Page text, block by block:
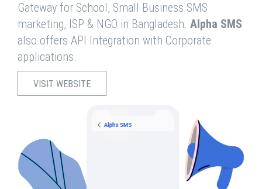
Gateway for School, Small Business SMS
marketing, ISP & NGO in Bangladesh. Alpha SMS
also offers API Integration with Corporate
applications.
VISIT WEBSITE